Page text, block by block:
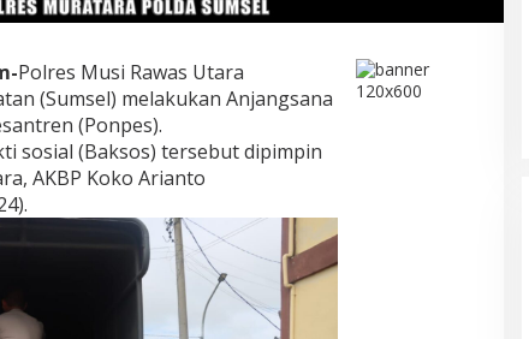
Polres Musi Rawas Utara
(Sumsel) melakukan Anjangsana
(Ponpes).
sosial (Baksos) tersebut dipimpin
AKBP Koko Arianto
Sumatera
Politik
2026
Tingkatkan Koordinasi Bahas
Keakuratan Data Pemilih